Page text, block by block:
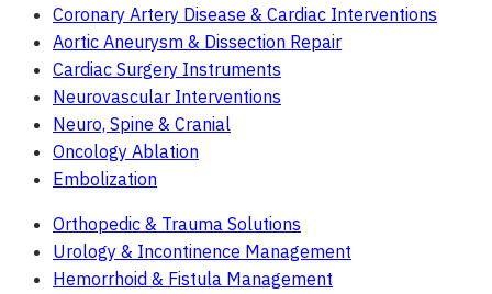
Coronary Artery Disease & Cardiac Interventions
Aortic Aneurysm & Dissection Repair
Cardiac Surgery Instruments
Neurovascular Interventions
Neuro, Spine & Cranial
Oncology Ablation
Embolization
Orthopedic & Trauma Solutions
Urology & Incontinence Management
Hemorrhoid & Fistula Management